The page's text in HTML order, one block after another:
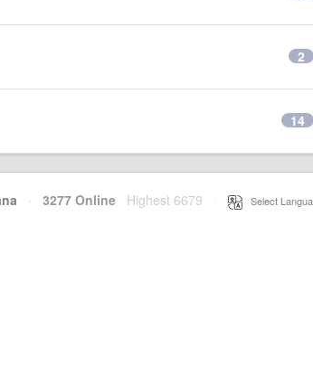
2
14
· 3277 Online Highest 6679 Select